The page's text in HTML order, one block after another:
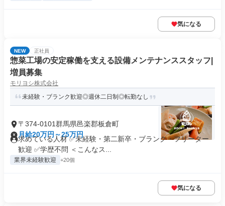
気になる
NEW 正社員
惣菜工場の安定稼働を支える設備メンテナンススタッフ|
増員募集
モリヨシ株式会社
未経験・ブランク歓迎◎週休二日制◎転勤なし
〒374-0101群馬県邑楽郡板倉町
月給20万円～25万円
求めている人材 ✅未経験・第二新卒・ブランク・フリーター
歓迎 ✅学歴不問 ＜こんなス...
業界未経験歓迎 +20個
気になる